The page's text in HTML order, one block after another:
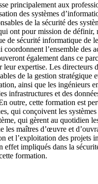
principalement aux
des systèmes
de la sécurité des
ont pour mission de définir,
de sécurité informatique de
l’ensemble des
également dans ce
leur expertise. Les directeurs
de la gestion stratégique
ainsi que les ingénieurs
infrastructures et des
outre, cette formation est
qui conçoivent les
qui gèrent au quotidien
les maîtres d’œuvre et
et l’exploitation des projets
effet impliqués dans la
formation.